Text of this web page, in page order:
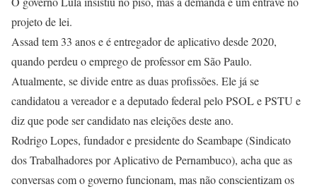
projeto de lei.
Assad tem 33 anos e é entregador de aplicativo desde 2020,
quando perdeu o emprego de professor em São Paulo.
Atualmente, se divide entre as duas profissões. Ele já se
candidatou a vereador e a deputado federal pelo PSOL e PSTU e
diz que pode ser candidato nas eleições deste ano.
Rodrigo Lopes, fundador e presidente do Seambape (Sindicato
dos Trabalhadores por Aplicativo de Pernambuco), acha que as
conversas com o governo funcionam, mas não conscientizam os